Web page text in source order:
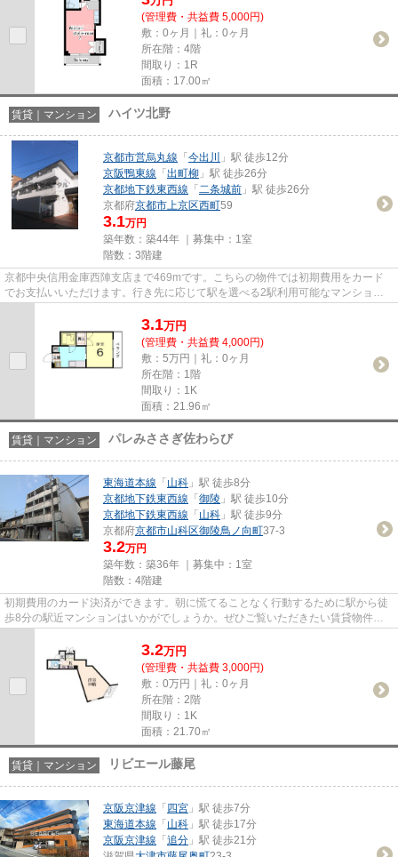
(管理費・共益費 5,000円)
敷：0ヶ月｜礼：0ヶ月
所在階：4階
間取り：1R
面積：17.00㎡
賃貸｜マンション ハイツ北野
京都市営烏丸線 「 今出川
」駅 徒歩12分
京阪鴨東線 「 出町柳 」駅 徒歩26分
京都地下鉄東西線 「 二条城前 」駅 徒歩26分
京都府京都市上京区西町59
3.1万円
築年数：築44年 ｜募集中： 1室
階数：3階建
京都中央信用金庫西陣支店まで469mです。こちらの物件では初期費用をカード
でお支払いいただけます。行き先に応じて駅を選べる2駅利用可能なマンション
3.1万円
(管理費・共益費 4,000円)
敷：5万円｜礼：0ヶ月
所在階：1階
間取り：1K
面積：21.96㎡
賃貸｜マンション パレみささぎ佐わらび
東海道本線 「 山科 」駅 徒歩8分
京都地下鉄東西線 「 御陵 」駅 徒歩10分
京都地下鉄東西線 「 山科 」駅 徒歩9分
京都府京都市山科区御陵鳥ノ向町37-3
3.2万円
築年数：築36年 ｜募集中： 1室
階数：4階建
初期費用のカード決済ができます。朝に慌てることなく行動するために駅から徒
歩8分の駅近マンションはいかがでしょうか。ぜひご覧いただきたい賃貸物件で
3.2万円
(管理費・共益費 3,000円)
敷：0万円｜礼：0ヶ月
所在階：2階
間取り：1K
面積：21.70㎡
賃貸｜マンション リビエール藤尾
京阪京津線 「 四宮 」駅 徒歩7分
東海道本線 「 山科 」駅 徒歩17分
京阪京津線 「 追分 」駅 徒歩21分